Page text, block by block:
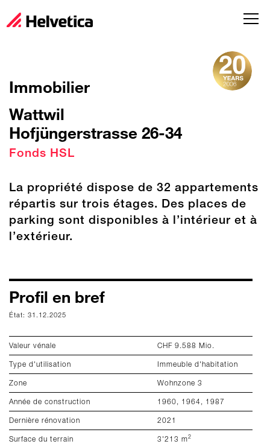
Immobilier
Wattwil
Hofjüngerstrasse 26-34
Fonds HSL
La propriété dispose de 32 appartements
répartis sur trois étages. Des places de
parking sont disponibles à l’intérieur et à
l’extérieur.
Profil en bref
État: 31.12.2025
Valeur vénale CHF 9.588 Mio.
Type d'utilisation Immeuble d'habitation
Zone Wohnzone 3
Année de construction 1960, 1964, 1987
Dernière rénovation 2021
Surface du terrain 3'213 m2